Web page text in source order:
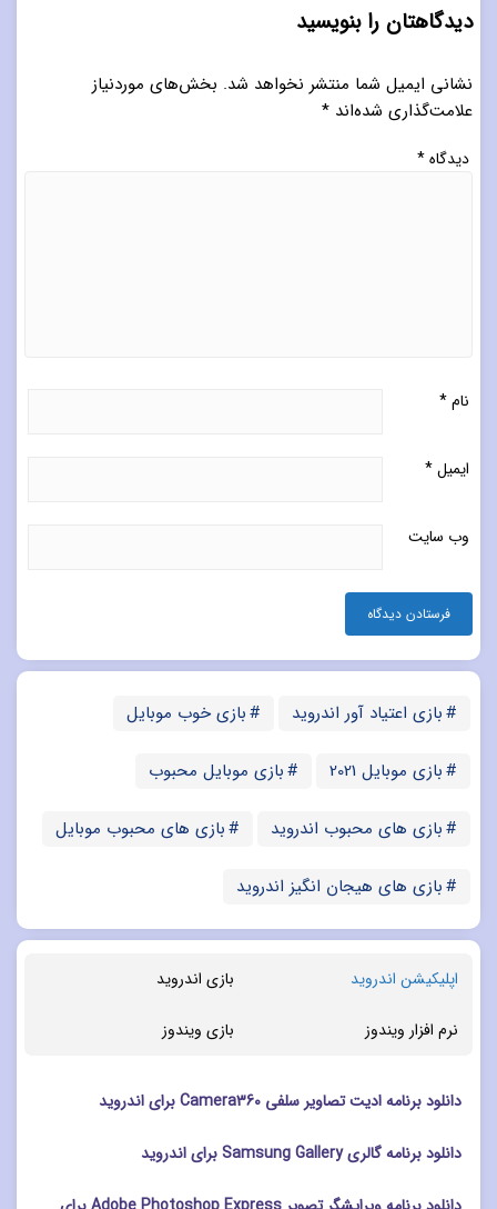
دیدگاهتان را بنویسید
نشانی ایمیل شما منتشر نخواهد شد. بخش‌های موردنیاز
علامت‌گذاری شده‌اند *
دیدگاه*
نام*
ایمیل*
وب‌ سایت
بازی اعتیاد آور اندروید بازی خوب موبایل
بازی موبایل 2021 بازی موبایل محبوب
بازی های محبوب اندروید بازی های محبوب موبایل
بازی های هیجان انگیز اندروید
اپلیکیشن اندروید بازی اندروید
نرم افزار ویندوز بازی ویندوز
دانلود برنامه ادیت تصاویر سلفی Camera360 برای اندروید
دانلود برنامه گالری Samsung Gallery برای اندروید